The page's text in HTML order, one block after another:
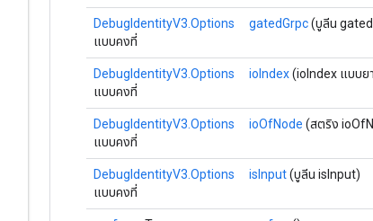
DebugIdentityV3.Options
แบบคงที่
gatedGrpc(บูลีน
DebugIdentityV3.Options
แบบคงที่
ioIndex(ioIndex แบบย
DebugIdentityV3.Options
แบบคงที่
ioOfNode (สตริง
DebugIdentityV3.Options
แบบคงที่
isInput(บูลีน isInput)